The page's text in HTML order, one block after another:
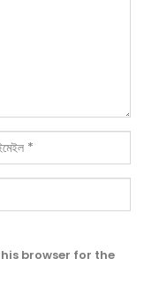
browser for the